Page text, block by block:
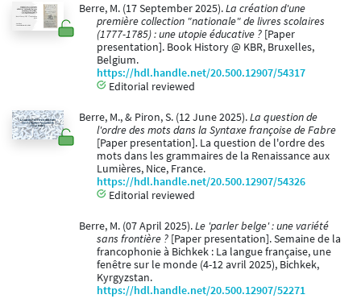
Berre, M. (17 September 2025).La création d'une
première collection "nationale" de livres scolaires
(1777-1785) : une utopie éducative ? [Paper
presentation]. Book History @ KBR, Bruxelles,
Belgium.
https://hdl.handle.net/20.500.12907/54317
Editorial reviewed
Berre, M., & Piron, S. (12 June 2025).La question de
l'ordre des mots dans la Syntaxe françoise de Fabre
[Paper presentation]. La question de l'ordre des
mots dans les grammaires de la Renaissance aux
Lumières, Nice, France.
https://hdl.handle.net/20.500.12907/54326
Editorial reviewed
Berre, M. (07 April 2025).Le 'parler belge' : une variété
sans frontière ? [Paper presentation]. Semaine de la
francophonie à Bichkek : La langue française, une
fenêtre sur le monde (4-12 avril 2025), Bichkek,
Kyrgyzstan.
https://hdl.handle.net/20.500.12907/52271